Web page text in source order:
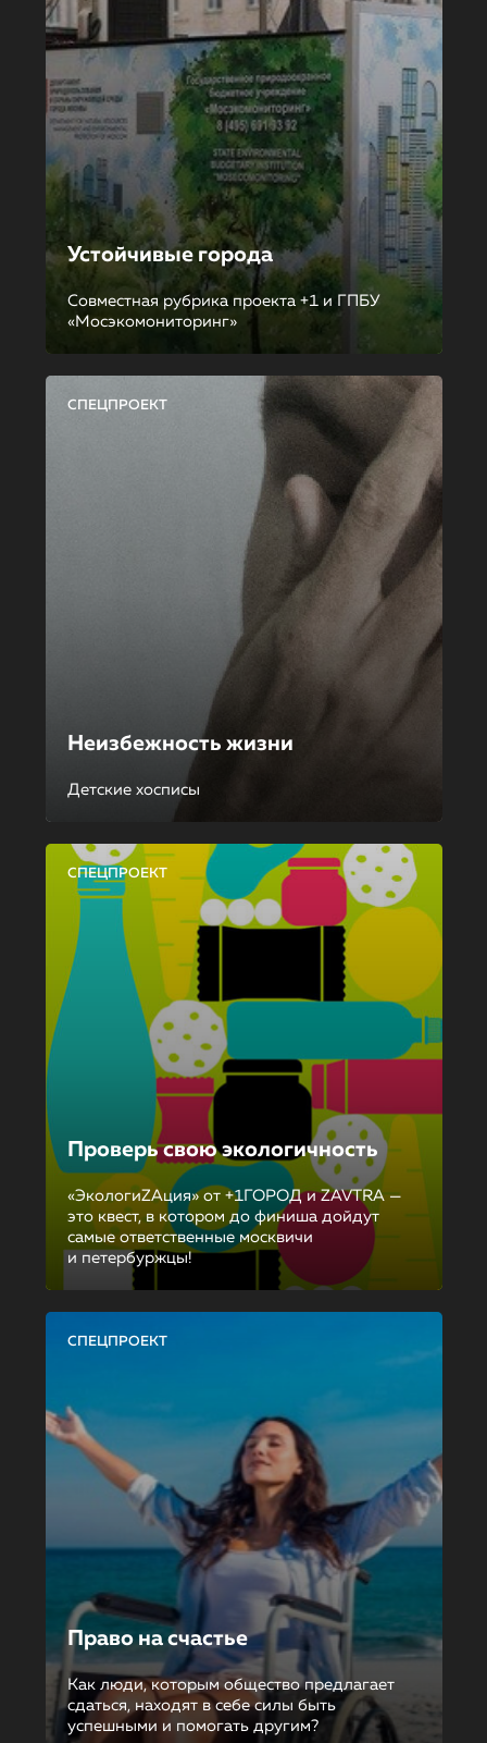
Устойчивые города
Совместная рубрика проекта +1 и ГПБУ
«Мосэкомониторинг»
СПЕЦПРОЕКТ
Неизбежность жизни
Детские хосписы
СПЕЦПРОЕКТ
Проверь свою экологичность
«ЭкологиZAция» от +1ГОРОД и ZAVTRA —
это квест, в котором до финиша дойдут
самые ответственные москвичи
и петербуржцы!
СПЕЦПРОЕКТ
Право на счастье
Как люди, которым общество предлагает
сдаться, находят в себе силы быть
успешными и помогать другим?